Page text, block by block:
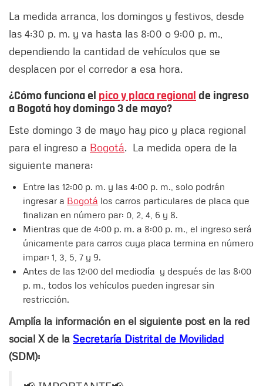
La medida arranca, los domingos y festivos, desde
las 4:30 p. m. y va hasta las 8:00 o 9:00 p. m.,
dependiendo la cantidad de vehículos que se
desplacen por el corredor a esa hora.
¿Cómo funciona el pico y placa regional de ingreso
a Bogotá hoy domingo 3 de mayo?
Este domingo 3 de mayo hay pico y placa regional
para el ingreso a Bogotá. La medida opera de la
siguiente manera:
Entre las 12:00 p. m. y las 4:00 p. m., solo podrán
ingresar a Bogotá los carros particulares de placa que
finalizan en número par: 0, 2, 4, 6 y 8.
Mientras que de 4:00 p. m. a 8:00 p. m., el ingreso será
únicamente para carros cuya placa termina en número
impar: 1, 3, 5, 7 y 9.
Antes de las 12:00 del mediodía y después de las 8:00
p. m., todos los vehículos pueden ingresar sin
restricción.
Amplía la información en el siguiente post en la red
social X de la Secretaría Distrital de Movilidad
(SDM):